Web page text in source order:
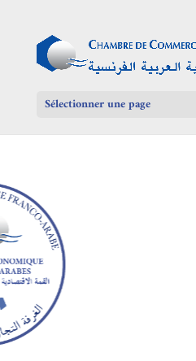
Sélectionner une page